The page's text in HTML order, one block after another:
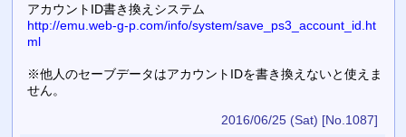
アカウントID書き換えシステム
http://emu.web-g-p.com/info/system/save_ps3_account_id.ht
ml
※他人のセーブデータはアカウントIDを書き換えないと使えま
せん。
2016/06/25 (Sat) [No.1087]